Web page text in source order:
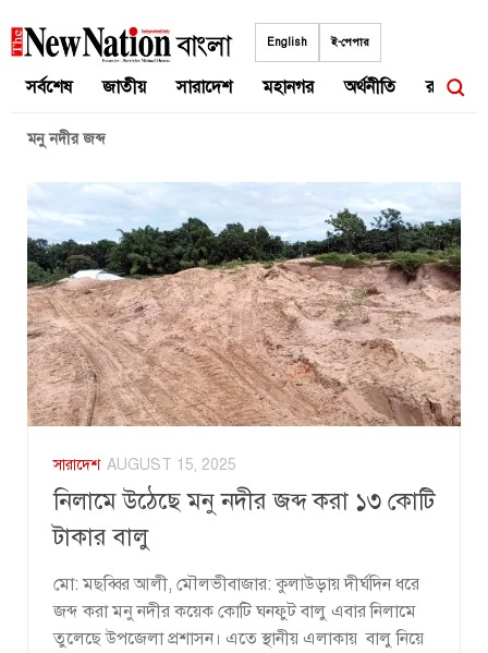
to
English ই-পেপার
সর্বশেষ জাতীয় সারাদেশ মহানগর অর্থনীতি রাজনীতি
মনু নদীর জব্দ
সারাদেশ AUGUST 15, 2025
নিলামে উঠেছে মনু নদীর জব্দ করা ১৩ কোটি
টাকার বালু
মো: মছব্বির আলী, মৌলভীবাজার: কুলাউড়ায় দীর্ঘদিন ধরে
জব্দ করা মনু নদীর কয়েক কোটি ঘনফুট বালু এবার নিলামে
তুলেছে উপজেলা প্রশাসন। এতে স্থানীয় এলাকায় বালু নিয়ে